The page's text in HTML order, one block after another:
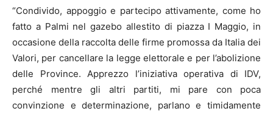
“Condivido, appoggio e partecipo attivamente, come ho
fatto a Palmi nel gazebo allestito di piazza I Maggio, in
occasione della raccolta delle firme promossa da Italia dei
Valori, per cancellare la legge elettorale e per l’abolizione
delle Province. Apprezzo l’iniziativa operativa di IDV,
perché mentre gli altri partiti, mi pare con poca
convinzione e determinazione, parlano e timidamente